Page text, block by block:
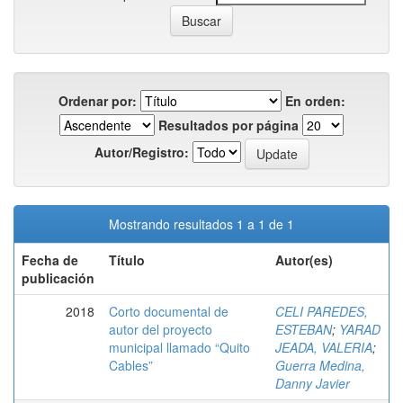
Ordenar por:
En orden:
Resultados por página
Autor/Registro:
Mostrando resultados 1 a 1 de 1
Fecha de
publicación
Título Autor(es)
2018
Corto documental de
autor del proyecto
municipal llamado “Quito
Cables”
CELI PAREDES,
ESTEBAN; YARAD
JEADA, VALERIA;
Guerra Medina,
Danny Javier